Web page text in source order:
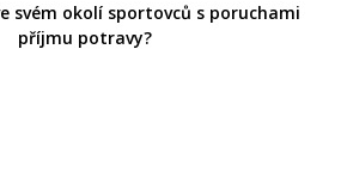
svém okolí sportovců s poruchami
příjmu potravy?